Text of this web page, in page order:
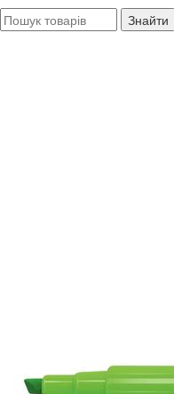
Знайти